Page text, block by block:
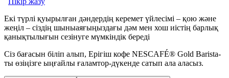
Екі түрлі қуырылған дәндердің керемет үйлесімі – қою және
жеңіл – сіздің шыныаяғыңыздағы дәм мен хош иістің барлық
қанықтылығын сезінуге мүмкіндік береді
Сіз бағасын біліп алып, Ерігіш кофе NESCAFÉ® Gold Barista-
ты өзіңізге ыңғайлы ғаламтор-дүкенде сатып ала аласыз.